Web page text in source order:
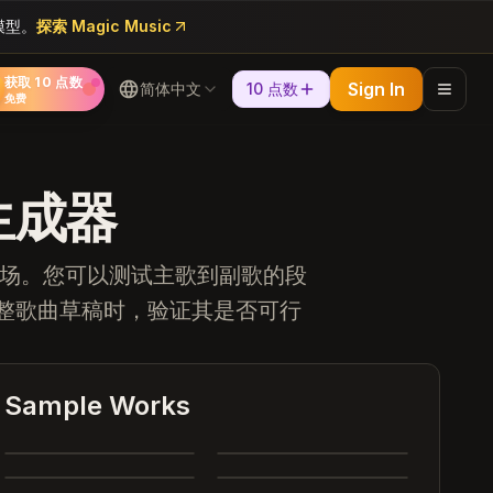
。 探索 Magic Music
获取 10 点数
免费 简体中文 10 点数 Sign In
器
。您可以测试主歌到副歌的段
歌曲草稿时，验证其是否可行
Sample Works
Heartbreak Souvenirs
Complete
Summer Dreams
3:28 4:05
4:00 3:24